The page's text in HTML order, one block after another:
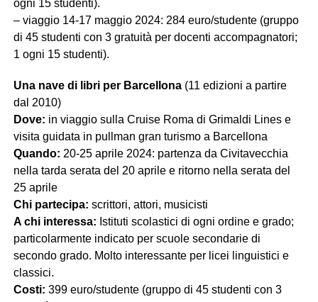
ogni 15 studenti).
– viaggio 14-17 maggio 2024: 284 euro/studente (gruppo
di 45 studenti con 3 gratuità per docenti accompagnatori;
1 ogni 15 studenti).
Una nave di libri per Barcellona(11 edizioni a partire
dal 2010)
Dove: in viaggio sulla Cruise Roma di Grimaldi Lines e
visita guidata in pullman gran turismo a Barcellona
Quando: 20-25 aprile 2024: partenza da Civitavecchia
nella tarda serata del 20 aprile e ritorno nella serata del
25 aprile
Chi partecipa: scrittori, attori, musicisti
A chi interessa: Istituti scolastici di ogni ordine e grado;
particolarmente indicato per scuole secondarie di
secondo grado. Molto interessante per licei linguistici e
classici.
Costi: 399 euro/studente (gruppo di 45 studenti con 3